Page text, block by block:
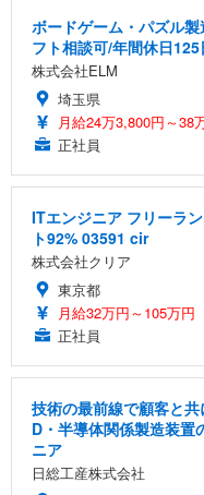
ボードゲーム・パズル
フト相談可/年間休日
株式会社ELM
埼玉県
月給24万3,800円～38
正社員
ITエンジニア フリーラ
ト92% 03591 cir
株式会社クリア
東京都
月給32万円～105万円
正社員
技術の最前線で顧客と
D・半導体関係製造装置
ニア
日総工産株式会社